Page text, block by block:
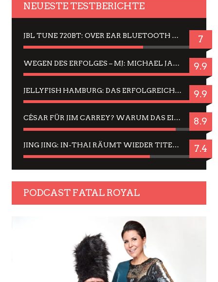
NEUESTE TESTBERICHTE
JBL TUNE 720BT: OVER EAR BLUETOOTH KOPFHÖRER UM DIE 50,-€ IM DAUER-TEST 7
WEGEN DES ERFOLGES – MJ: MICHAEL JACKSON MUSICAL IN EINER MATINEE SEHEN 9.9
JELLYFISH HAMBURG: DAS ERFOLGREICHE SOMMER-MENÜ 2025 IN GEFÜHLEN UND BILDERN 9.9
CÉSAR FÜR JIM CARREY? WARUM DAS EINER DER NERVIGSTEN ACTORS IST UND BLEIBT 8.9
JING JING: IN-THAI RÄUMT WIEDER TITEL AB – EIN ZWEI-STUNDEN-ERLEBNISBERICHT 7.4
PODCAST FATAL ROYAL